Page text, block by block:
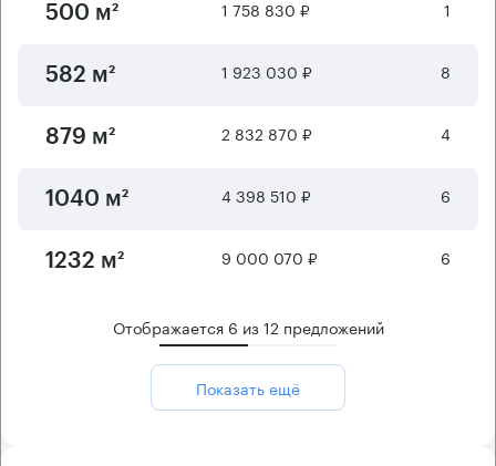
500 м² 1 758 830 ₽ 1
582 м² 1 923 030 ₽ 8
879 м² 2 832 870 ₽ 4
1040 м² 4 398 510 ₽ 6
1232 м² 9 000 070 ₽ 6
Отображается 6 из12 предложений
Показать ещё